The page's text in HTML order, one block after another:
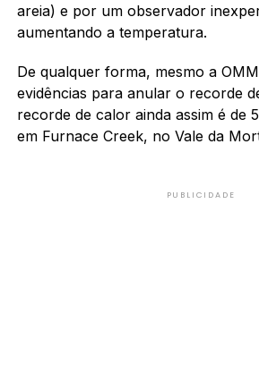
areia) e por um observador
aumentando a temperatura.
De qualquer forma, mesmo a
evidências para anular o recorde
recorde de calor ainda assim é de
em Furnace Creek, no Vale da
PUBLICIDADE